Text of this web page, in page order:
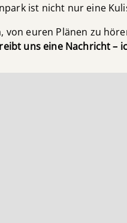
ist nicht nur eine
von euren Plänen zu
uns eine Nachricht –